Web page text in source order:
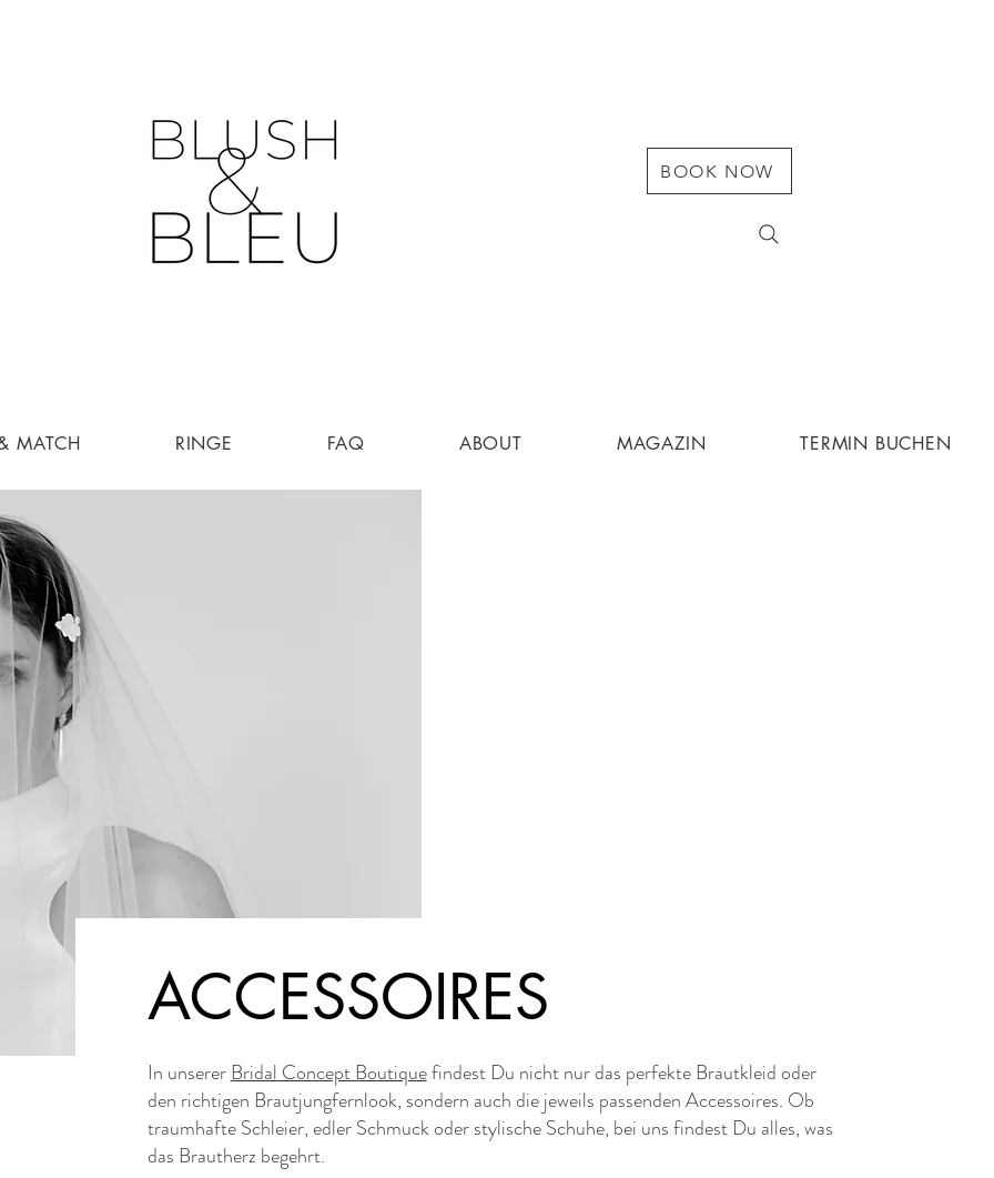
BOOK NOW
MATCH RINGE FAQ ABOUT MAGAZIN TERMIN BUCHEN
ACCESSOIRES
In unserer Bridal Concept Boutiquefindest Du nicht nur das perfekte Brautkleid oder
den richtigen Brautjungfernlook, sondern auch die jeweils passenden Accessoires. Ob
traumhafte Schleier, edler Schmuck oder stylische Schuhe, bei uns findest Du alles, was
das Brautherz begehrt.